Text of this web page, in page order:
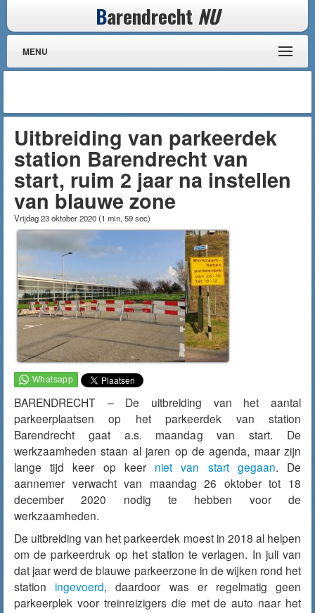
Barendrecht NU
MENU
Uitbreiding van parkeerdek
station Barendrecht van
start, ruim 2 jaar na instellen
van blauwe zone
Vrijdag 23 oktober 2020(1 min, 59 sec)
BARENDRECHT – De uitbreiding van het aantal
parkeerplaatsen op het parkeerdek van station
Barendrecht gaat a.s. maandag van start. De
werkzaamheden staan al jaren op de agenda, maar zijn
lange tijd keer op keer niet van start gegaan. De
aannemer verwacht van maandag 26 oktober tot 18
december 2020 nodig te hebben voor de
werkzaamheden.
De uitbreiding van het parkeerdek moest in 2018 al helpen
om de parkeerdruk op het station te verlagen. In juli van
dat jaar werd de blauwe parkeerzone in de wijken rond het
station ingevoerd, daardoor was er regelmatig geen
parkeerplek voor treinreizigers die met de auto naar het